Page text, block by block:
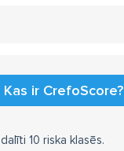
Kas ir CrefoScore?
10 riska klasēs.